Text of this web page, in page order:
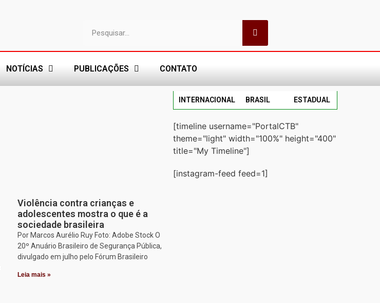
NOTÍCIAS PUBLICAÇÕES CONTATO
Violência contra crianças e
adolescentes mostra o que é a
sociedade brasileira
Por Marcos Aurélio Ruy Foto: Adobe Stock O
20º Anuário Brasileiro de Segurança Pública,
divulgado em julho pelo Fórum Brasileiro
Leia mais »
INTERNACIONAL BRASIL ESTADUAL
[timeline username="PortalCTB"
theme="light" width="100%" height="400"
title="My Timeline"]
[instagram-feed feed=1]